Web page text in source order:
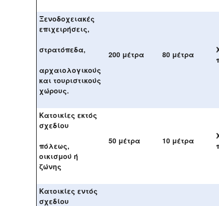
Ξενοδοχειακές
επιχειρήσεις,
στρατόπεδα,
αρχαιολογικούς
και τουριστικούς
χώρους.
200 μέτρα 80 μέτρα
Κατοικίες εκτός
σχεδίου
πόλεως,
οικισμού ή
ζώνης
50 μέτρα 10 μέτρα
Κατοικίες εντός
σχεδίου